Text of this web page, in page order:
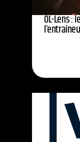
OL-Lens :